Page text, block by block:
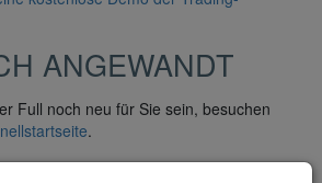
ANGEWANDT
Full noch neu für Sie sein, besuchen
.